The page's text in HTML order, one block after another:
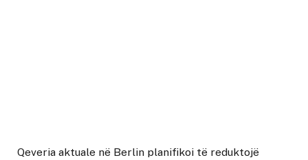
Qeveria aktuale në Berlin planifikoi të reduktojë